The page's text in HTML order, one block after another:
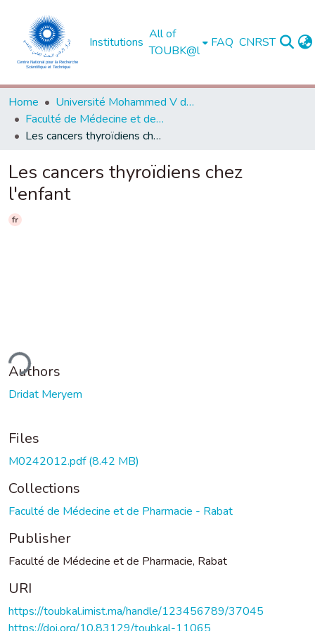
Institutions
All of
TOUBK@l
FAQ CNRST
Home
Université Mohammed V de Rabat
Faculté de Médecine et de Pharmacie - Rabat
Les cancers thyroïdiens chez l'enfant
Les cancers thyroïdiens chez
l'enfant
fr
Authors
Dridat Meryem
Files
M0242012.pdf(8.42 MB)
Collections
Faculté de Médecine et de Pharmacie - Rabat
Publisher
Faculté de Médecine et de Pharmacie, Rabat
URI
https://toubkal.imist.ma/handle/123456789/37045